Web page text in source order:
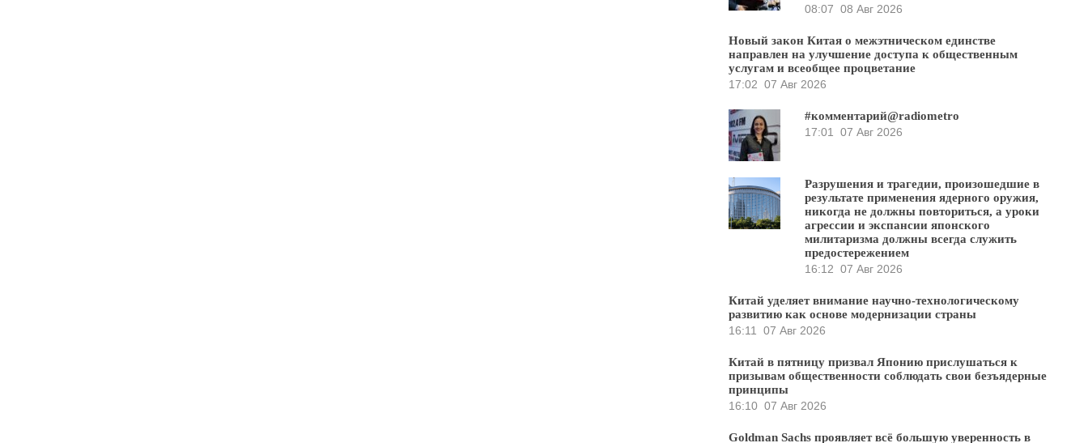
08:07 08 Авг 2026
Новый закон Китая о межэтническом единстве
направлен на улучшение доступа к общественным
услугам и всеобщее процветание
17:02 07 Авг 2026
#комментарий@radiometro
17:01
07 Авг 2026
Разрушения и трагедии, произошедшие в
результате применения ядерного оружия,
никогда не должны повториться, а уроки
агрессии и экспансии японского
милитаризма должны всегда служить
предостережением
16:12 07 Авг 2026
Китай уделяет внимание научно-технологическому
развитию как основе модернизации страны
16:11
07 Авг 2026
Китай в пятницу призвал Японию прислушаться к
призывам общественности соблюдать свои безъядерные
принципы
16:10 07 Авг 2026
Goldman Sachs проявляет всё большую уверенность в